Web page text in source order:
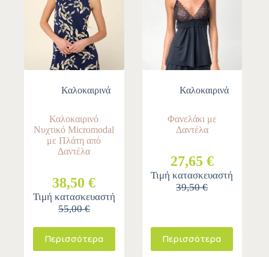
Καλοκαιρινά
Καλοκαιρινό
Νυχτικό Micromodal
με Πλάτη από
Δαντέλα
38,50 €
Τιμή κατασκευαστή
55,00 €
Περισσότερα
Καλοκαιρινά
Φανελάκι με
Δαντέλα
27,65 €
Τιμή κατασκευαστή
39,50 €
Περισσότερα